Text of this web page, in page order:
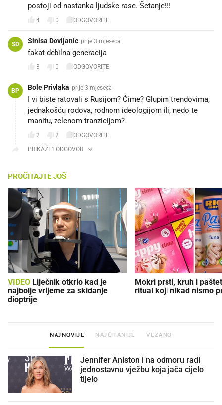
postoji od nastanka ljudske rase. Šetanje!!!
4 0 ODGOVORITE
SD Sinisa Dovijanic prije 3 mjeseca
fakat debilna generacija
3 0 ODGOVORITE
BP Bole Privlaka prije 3 mjeseca
I vi biste ratovali s Rusijom? Čime? Glupim trendovima,
jednakošću rodova, rodnom ideologijom ili, nedo te
manitu, zelenom tranzicijom?
2 2
ODGOVORITE
PRIKAŽI 1 ODGOVOR
PROČITAJTE JOŠ
VIDEO
najbolje vrijeme za skidanje
dioptrije
Mokri prsti, kruh i
ritual koji nikad nismo
NAJNOVIJE NAJČITANIJE VEZANO
Jennifer Aniston i na odmoru radi
jednostavnu vježbu koja jača cijelo
tijelo